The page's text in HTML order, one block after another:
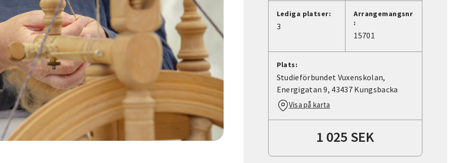
Lediga platser:
3
Arrangemangsnr
:
15701
Plats:
Studieförbundet Vuxenskolan,
Energigatan 9, 43437 Kungsbacka
Visa på karta
1 025 SEK